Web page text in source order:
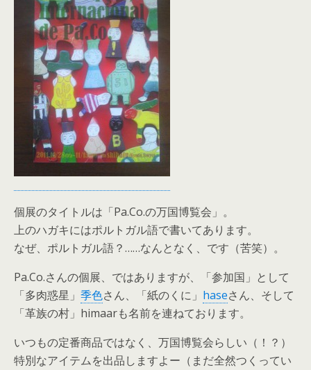
個展のタイトルは「Pa.Co.の万国博覧会」。
上のハガキにはポルトガル語で書いてあります。
なぜ、ポルトガル語？……なんとなく、です（苦笑）。
Pa.Co.さんの個展、ではありますが、「参加国」として
「多肉惑星」 季色さん、「紙のくに」 haseさん、そして
「革族の村」himaarも名前を連ねております。
いつもの定番商品ではなく、万国博覧会らしい（！？）
特別なアイテムを出品しますよー（まだ全然つくってい